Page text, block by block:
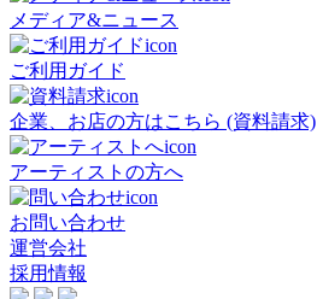
メディア&ニュース
ご利用ガイド
企業、お店の方はこちら (資料請求)
アーティストの方へ
お問い合わせ
運営会社
採用情報